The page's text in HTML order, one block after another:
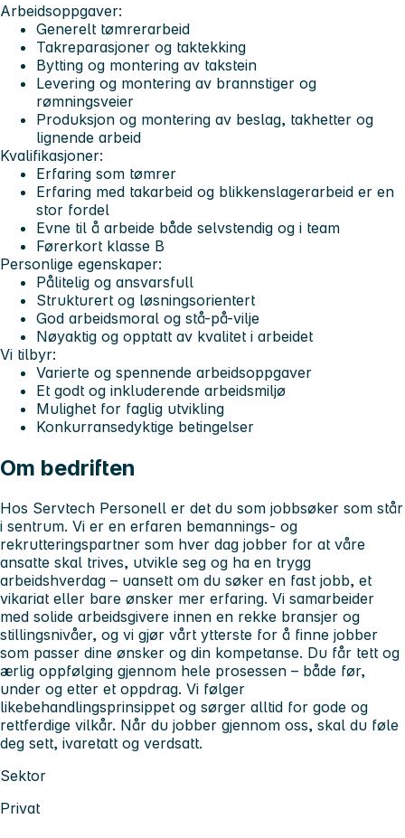
Arbeidsoppgaver:
Generelt tømrerarbeid
Takreparasjoner og taktekking
Bytting og montering av takstein
Levering og montering av brannstiger og
rømningsveier
Produksjon og montering av beslag, takhetter og
lignende arbeid
Kvalifikasjoner:
Erfaring som tømrer
Erfaring med takarbeid og blikkenslagerarbeid er en
stor fordel
Evne til å arbeide både selvstendig og i team
Førerkort klasse B
Personlige egenskaper:
Pålitelig og ansvarsfull
Strukturert og løsningsorientert
God arbeidsmoral og stå-på-vilje
Nøyaktig og opptatt av kvalitet i arbeidet
Vi tilbyr:
Varierte og spennende arbeidsoppgaver
Et godt og inkluderende arbeidsmiljø
Mulighet for faglig utvikling
Konkurransedyktige betingelser
Om bedriften
Hos Servtech Personell er det du som jobbsøker som står
i sentrum. Vi er en erfaren bemannings- og
rekrutteringspartner som hver dag jobber for at våre
ansatte skal trives, utvikle seg og ha en trygg
arbeidshverdag – uansett om du søker en fast jobb, et
vikariat eller bare ønsker mer erfaring. Vi samarbeider
med solide arbeidsgivere innen en rekke bransjer og
stillingsnivåer, og vi gjør vårt ytterste for å finne jobber
som passer dine ønsker og din kompetanse. Du får tett og
ærlig oppfølging gjennom hele prosessen – både før,
under og etter et oppdrag. Vi følger
likebehandlingsprinsippet og sørger alltid for gode og
rettferdige vilkår. Når du jobber gjennom oss, skal du føle
deg sett, ivaretatt og verdsatt.
Sektor
Privat